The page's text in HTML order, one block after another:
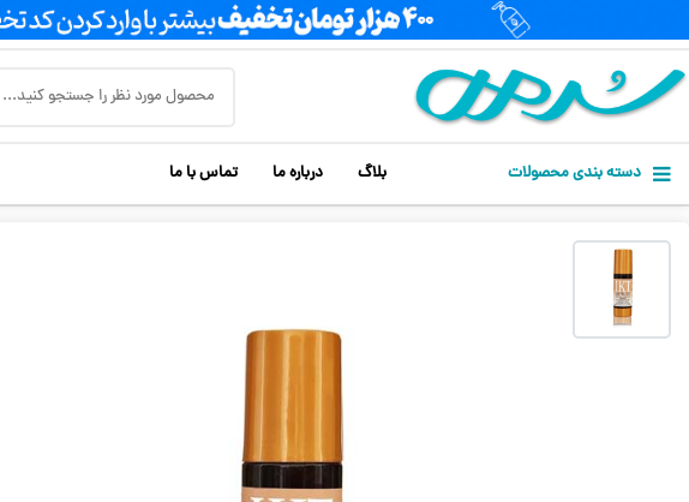
دسته بندی محصولات بلاگ درباره ما تماس با ما